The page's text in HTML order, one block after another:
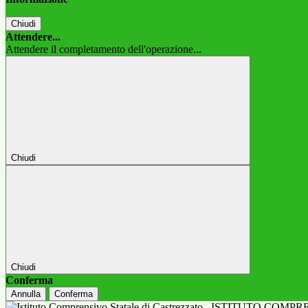
Chiudi
Attendere...
Attendere il completamento dell'operazione...
Chiudi
Chiudi
Conferma
Annulla Conferma